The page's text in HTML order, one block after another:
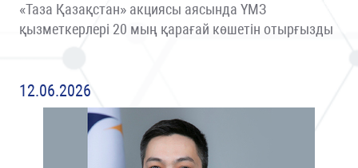
«Таза Қазақстан» акциясы аясында ҮМЗ
қызметкерлері 20 мың қарағай көшетін отырғызды
12.06.2026